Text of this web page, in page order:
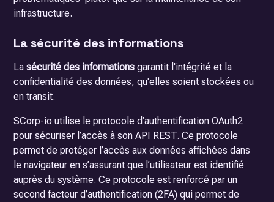
infrastructure.
La sécurité des informations
Lasécurité des informations garantit l'intégrité et la
confidentialité des données, qu'elles soient stockées ou
en transit.
SCorp-io utilise le protocole d’authentification OAuth2
pour sécuriser l’accès à son API REST. Ce protocole
permet de protéger l’accès aux données affichées dans
le navigateur en s’assurant que l’utilisateur est identifié
auprès du système. Ce protocole est renforcé par un
second facteur d’authentification (2FA) qui permet de